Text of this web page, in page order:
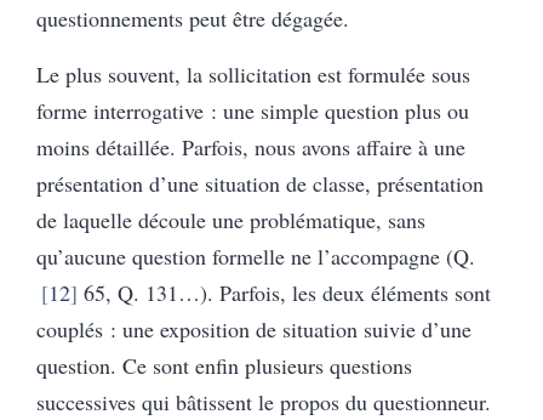
questionnements peut être dégagée.
Le plus souvent, la sollicitation est formulée sous
forme interrogative : une simple question plus ou
moins détaillée. Parfois, nous avons affaire à une
présentation d’une situation de classe, présentation
de laquelle découle une problématique, sans
qu’aucune question formelle ne l’accompagne (Q.
12 65, Q. 131…). Parfois, les deux éléments sont
couplés : une exposition de situation suivie d’une
question. Ce sont enfin plusieurs questions
successives qui bâtissent le propos du questionneur.